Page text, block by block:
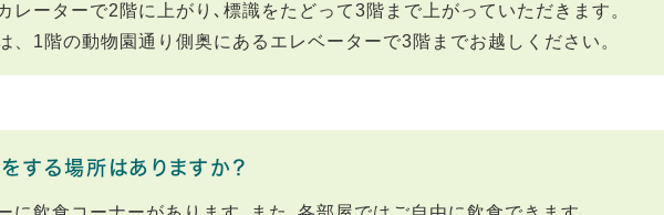
レーターで2階に上がり､標識をたどって3階まで上がっていただきます。
、1階の動物園通り側奥にあるエレベーターで3階までお越しください。
する場所はありますか？